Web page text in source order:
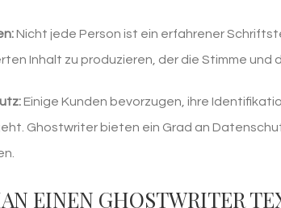
Nicht jede Person ist ein erfahrener
Inhalt zu produzieren, der die Stimme und
Einige Kunden bevorzugen, ihre
Ghostwriter bieten ein Grad an
EINEN GHOSTWRITER